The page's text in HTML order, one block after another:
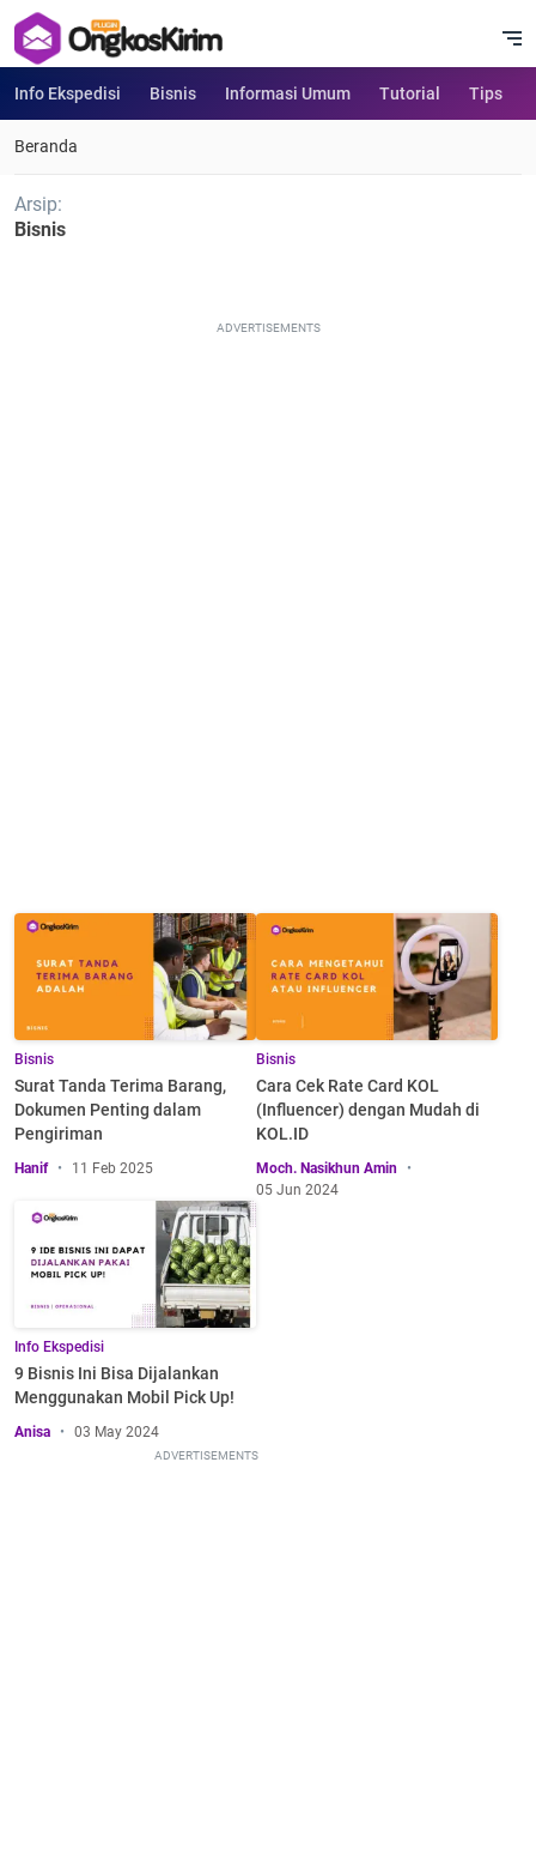
Info Ekspedisi Bisnis Informasi Umum Tutorial Tips
Beranda
Arsip:
Bisnis
ADVERTISEMENTS
Bisnis
Surat Tanda Terima Barang,
Dokumen Penting dalam
Pengiriman
Hanif 11 Feb 2025
Bisnis
Cara Cek Rate Card KOL
(Influencer) dengan Mudah di
KOL.ID
Moch. Nasikhun Amin
05 Jun 2024
Info Ekspedisi
9 Bisnis Ini Bisa Dijalankan
Menggunakan Mobil Pick Up!
Anisa 03 May 2024
ADVERTISEMENTS